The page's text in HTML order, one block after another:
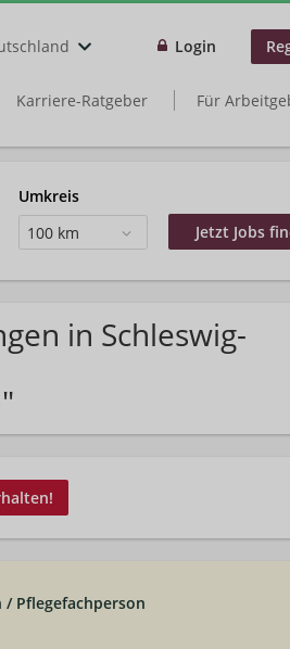
Login
Karriere-Ratgeber Für
Umkreis
100 km
in Schleswig-
/ Pflegefachperson